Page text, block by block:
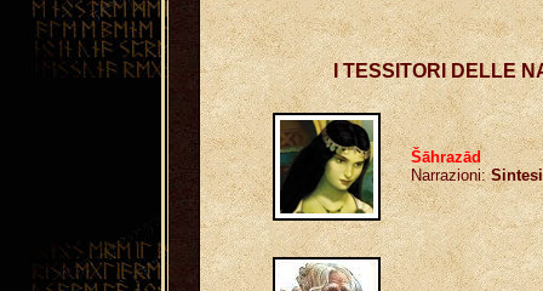
I TESSITORI DELLE
Šāhrazād
Narrazioni:Sintesi